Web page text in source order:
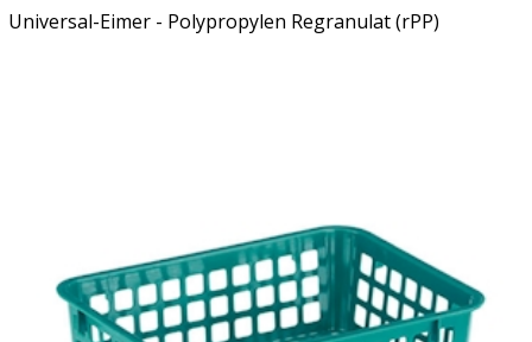
Universal-Eimer - Polypropylen Regranulat (rPP)